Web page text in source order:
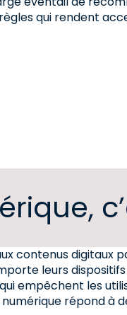
qui rendent
contenus digitaux
leurs
empêchent les
répond à